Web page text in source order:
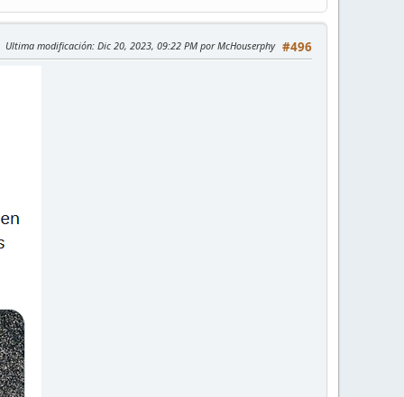
#496
Ultima modificación: Dic 20, 2023, 09:22 PM por McHouserphy